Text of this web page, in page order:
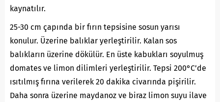
kaynatılır.
25-30 cm çapında bir fırın tepsisine sosun yarısı
konulur. Üzerine balıklar yerleştirilir. Kalan sos
balıkların üzerine dökülür. En üste kabukları soyulmuş
domates ve limon dilimleri yerleştirilir. Tepsi 200°C’de
ısıtılmış fırına verilerek 20 dakika civarında pişirilir.
Daha sonra üzerine maydanoz ve biraz limon suyu ilave